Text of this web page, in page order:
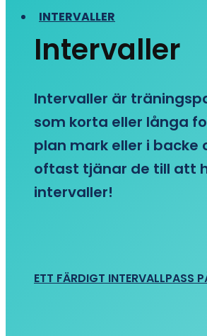
INTERVALLER
Intervaller
Intervaller är
som korta eller långa
plan mark eller i
oftast tjänar de till att
intervaller!
ETT FÄRDIGT INTERVALLPASS